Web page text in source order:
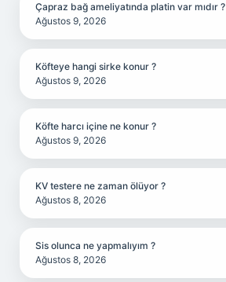
Çapraz bağ ameliyatında platin var mıdır ?
Ağustos 9, 2026
Köfteye hangi sirke konur ?
Ağustos 9, 2026
Köfte harcı içine ne konur ?
Ağustos 9, 2026
KV testere ne zaman ölüyor ?
Ağustos 8, 2026
Sis olunca ne yapmalıyım ?
Ağustos 8, 2026